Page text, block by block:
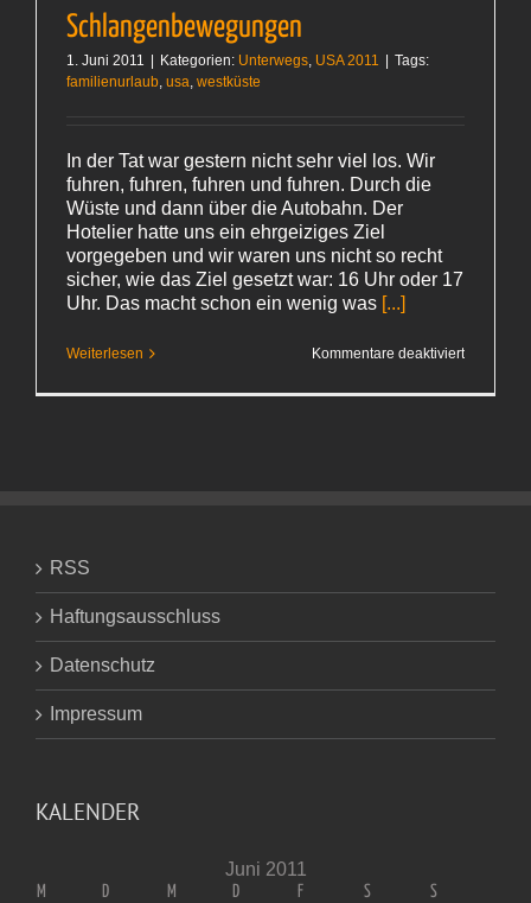
Schlangenbewegungen
1. Juni 2011 | Kategorien: Unterwegs USA 2011 | Tags:
familienurlaub usa westküste
In der Tat war gestern nicht sehr viel los. Wir
fuhren, fuhren, fuhren und fuhren. Durch die
Wüste und dann über die Autobahn. Der
Hotelier hatte uns ein ehrgeiziges Ziel
vorgegeben und wir waren uns nicht so recht
sicher, wie das Ziel gesetzt war: 16 Uhr oder 17
Uhr. Das macht schon ein wenig was [...]
Weiterlesen Kommentare deaktiviertfür
RSS
Haftungsausschluss
Datenschutz
Impressum
KALENDER
Juni 2011
M D M D F S S